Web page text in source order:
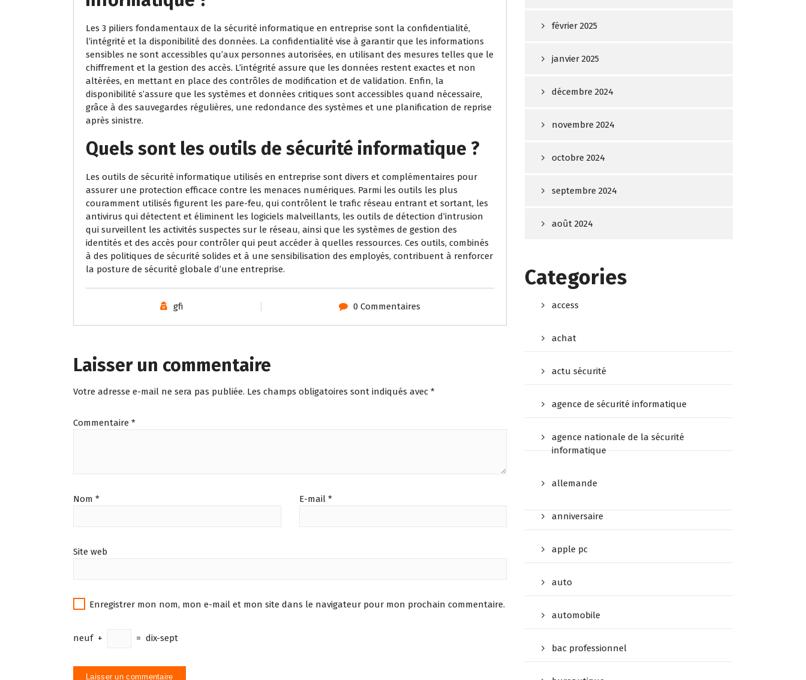
Les 3 piliers fondamentaux de la sécurité informatique en entreprise sont la confidentialité,
l’intégrité et la disponibilité des données. La confidentialité vise à garantir que les informations
sensibles ne sont accessibles qu’aux personnes autorisées, en utilisant des mesures telles que le
chiffrement et la gestion des accès. L’intégrité assure que les données restent exactes et non
altérées, en mettant en place des contrôles de modification et de validation. Enfin, la
disponibilité s’assure que les systèmes et données critiques sont accessibles quand nécessaire,
grâce à des sauvegardes régulières, une redondance des systèmes et une planification de reprise
après sinistre.
Quels sont les outils de sécurité informatique ?
Les outils de sécurité informatique utilisés en entreprise sont divers et complémentaires pour
assurer une protection efficace contre les menaces numériques. Parmi les outils les plus
couramment utilisés figurent les pare-feu, qui contrôlent le trafic réseau entrant et sortant, les
antivirus qui détectent et éliminent les logiciels malveillants, les outils de détection d’intrusion
qui surveillent les activités suspectes sur le réseau, ainsi que les systèmes de gestion des
identités et des accès pour contrôler qui peut accéder à quelles ressources. Ces outils, combinés
à des politiques de sécurité solides et à une sensibilisation des employés, contribuent à renforcer
la posture de sécurité globale d’une entreprise.
gfi 0 Commentaires
Laisser un commentaire
Votre adresse e-mail ne sera pas publiée. Les champs obligatoires sont indiqués avec *
Commentaire *
Nom * E-mail *
Site web
Enregistrer mon nom, mon e-mail et mon site dans le navigateur pour mon prochain commentaire.
neuf + = dix-sept
février 2025
janvier 2025
décembre 2024
novembre 2024
octobre 2024
septembre 2024
août 2024
Categories
access
achat
actu sécurité
agence de sécurité informatique
agence nationale de la sécurité
informatique
allemande
anniversaire
apple pc
auto
automobile
bac professionnel